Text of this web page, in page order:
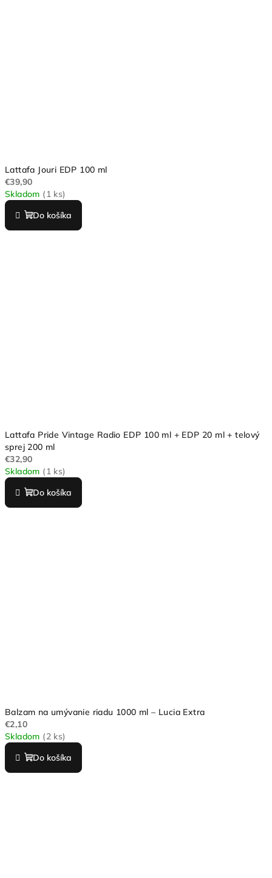
Lattafa Jouri EDP 100 ml
€39,90
Skladom (1 ks)
Do košíka
Lattafa Pride Vintage Radio EDP 100 ml + EDP 20 ml + telový
sprej 200 ml
€32,90
Skladom (1 ks)
Do košíka
Balzam na umývanie riadu 1000 ml – Lucia Extra
€2,10
Skladom (2 ks)
Do košíka